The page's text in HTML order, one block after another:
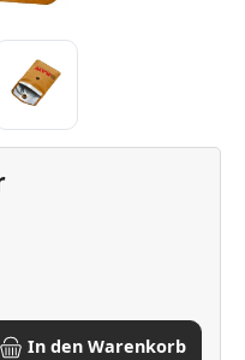
Wert ein oder benutze die
In den Warenkorb